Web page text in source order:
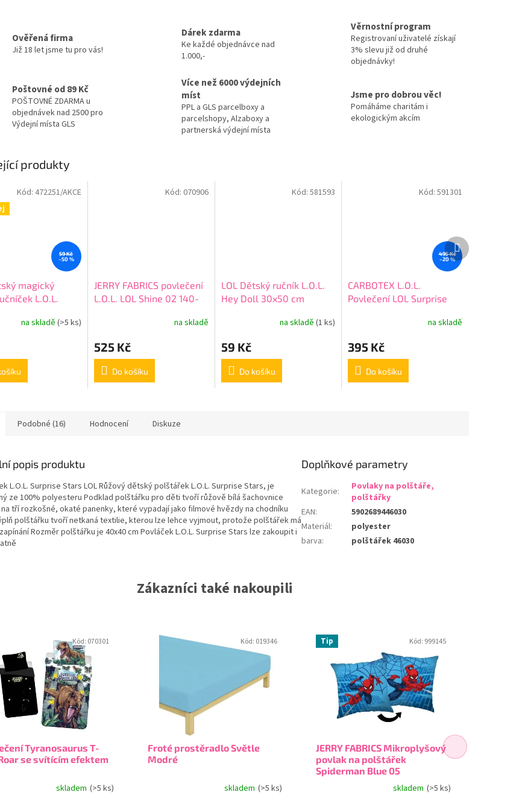
Ověřená firma
Již 18 let jsme tu pro vás!
Dárek zdarma
Ke každé objednávce nad
1.000,-
Věrnostní program
Registrovaní uživatelé získají
3% slevu již od druhé
objednávky!
Poštovné od 89 Kč
POŠTOVNÉ ZDARMA u
objednávek nad 2500 pro
Výdejní místa GLS
Více než 6000 výdejních
míst
PPL a GLS parcelboxy a
parcelshopy, Alzaboxy a
partnerská výdejní místa
Jsme pro dobrou věc!
Pomáháme charitám i
ekologickým akcím
produkty
59 Kč
–50 %
magický
L.O.L.
ručník magický
na skladě (>5 ks)
Kód: 472251/AKCE
JERRY FABRICS povlečení
L.O.L. LOL Shine 02 140-
na skladě
525 Kč
Do košíku
Kód: 070906
LOL Dětský ručník L.O.L.
Hey Doll 30x50 cm
na skladě(1 ks)
59 Kč
Do košíku
Kód:581593
495 Kč
–20 %
CARBOTEX L.O.L.
Povlečení LOL Surprise
na skladě
395 Kč
Do košíku
Kód: 591301
Další
produkt
Podobné (16) Hodnocení Diskuze
popis produktu
L.O.L. Surprise Stars LOL Růžový dětský polštářek L.O.L. Surprise Stars, je
ze 100% polyesteru Podklad polštářku pro děti tvoří růžově bílá šachovnice
na tří rozkošné, okaté panenky, které vypadají jako filmové hvězdy na chodníku
polštářku tvoří netkaná textilie, kterou lze lehce vyjmout, protože polštářek má
Rozměr polštářku je 40x40 cm Povláček L.O.L. Surprise Stars lze zakoupit i
Doplňkové parametry
Kategorie:
Povlaky na polštáře,
polštářky
EAN:
5902689446030
Materiál:
polyester
barva: polštářek 46030
Zákazníci také nakoupili
Tyranosaurus T-
se svítícím efektem
skladem (>5 ks)
Kód: 070301
Froté prostěradlo Světle
Modré
skladem (>5 ks)
Kód: 019346 Tip
JERRY FABRICS Mikroplyšový
povlak na polštářek
Spiderman Blue 05
skladem (>5 ks)
Kód: 999145